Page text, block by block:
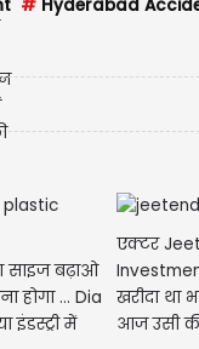
# Hyderabad
साइज बढ़ाओ
होगा ... Dia
इंडस्ट्री में
एक्टर
खरीदा था
आज उसी